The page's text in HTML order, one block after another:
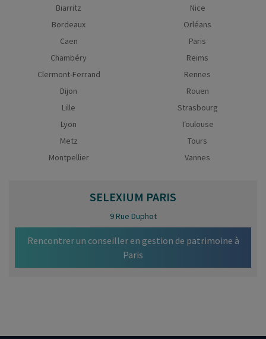
Biarritz
Bordeaux
Caen
Chambéry
Clermont-Ferrand
Dijon
Lille
Lyon
Metz
Montpellier
Nice
Orléans
Paris
Reims
Rennes
Rouen
Strasbourg
Toulouse
Tours
Vannes
SELEXIUM PARIS
9 Rue Duphot
Rencontrer un conseiller en gestion de patrimoine à
Paris